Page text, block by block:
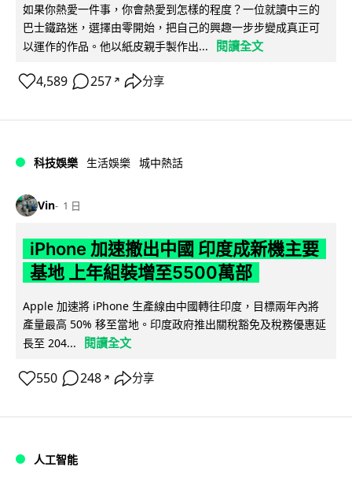
如果你熱愛一件事，你會熱愛到怎樣的程度？一位就讀中三的
巴士鐵路迷，選擇由零開始，把自己的興趣一步步變成真正可
以運作的作品。他以紙皮親手製作出...
閱讀全文
4,589 257 ↗ 分享
科技娛樂 生活娛樂 城中熱話
Vin 1 日
iPhone 加速撤出中國 印度成新機主要
基地 上年組裝增至5500萬部
Apple 加速將 iPhone 生產線由中國轉往印度，目標兩年內將
產量最高 50% 移至當地。印度政府推出關稅豁免及稅務優惠延
長至 204...
閱讀全文
550 248 ↗ 分享
人工智能